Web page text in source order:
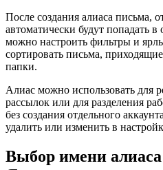
После создания алиаса письма,
автоматически будут попадать
можно настроить фильтры и
сортировать письма,
папки.
Алиас можно использовать для
рассылок или для разделения
без создания отдельного
удалить или изменить в
Выбор имени